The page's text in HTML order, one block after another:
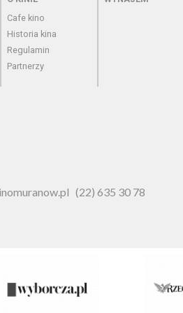
Cafe kino
Historia kina
Regulamin
Partnerzy
(22) 635 30 78